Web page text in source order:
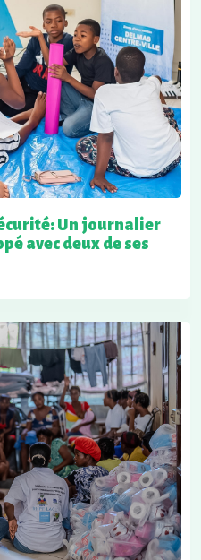
Un journalier
avec deux de ses